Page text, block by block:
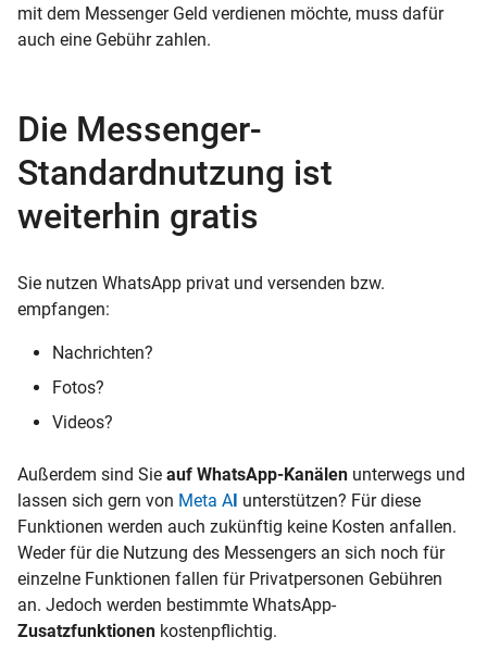
mit dem Messenger Geld verdienen möchte, muss dafür
auch eine Gebühr zahlen.
Die Messenger-
Standardnutzung ist
weiterhin gratis
Sie nutzen WhatsApp privat und versenden bzw.
empfangen:
Nachrichten?
Fotos?
Videos?
Außerdem sind Sie auf WhatsApp-Kanälen unterwegs und
lassen sich gern von Meta AI unterstützen? Für diese
Funktionen werden auch zukünftig keine Kosten anfallen.
Weder für die Nutzung des Messengers an sich noch für
einzelne Funktionen fallen für Privatpersonen Gebühren
an. Jedoch werden bestimmte WhatsApp-
Zusatzfunktionen kostenpflichtig.